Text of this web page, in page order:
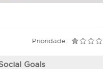
Prioridade:
Goals